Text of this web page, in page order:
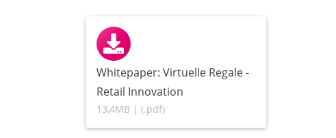
Whitepaper: Virtuelle Regale -
Retail Innovation
13,4MB | (.pdf)